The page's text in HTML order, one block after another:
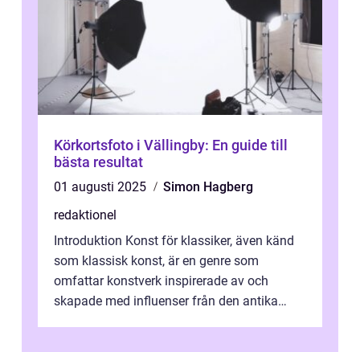
Körkortsfoto i Vällingby: En guide till
bästa resultat
01 augusti 2025
Simon Hagberg
redaktionel
Introduktion Konst för klassiker, även känd
som klassisk konst, är en genre som
omfattar konstverk inspirerade av och
skapade med influenser från den antika